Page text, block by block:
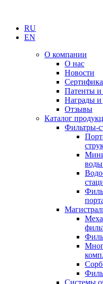
RU
EN
О компании
О нас
Новости
Патенты и
Награды
Отзывы
Каталог
Фильтры-
Системы